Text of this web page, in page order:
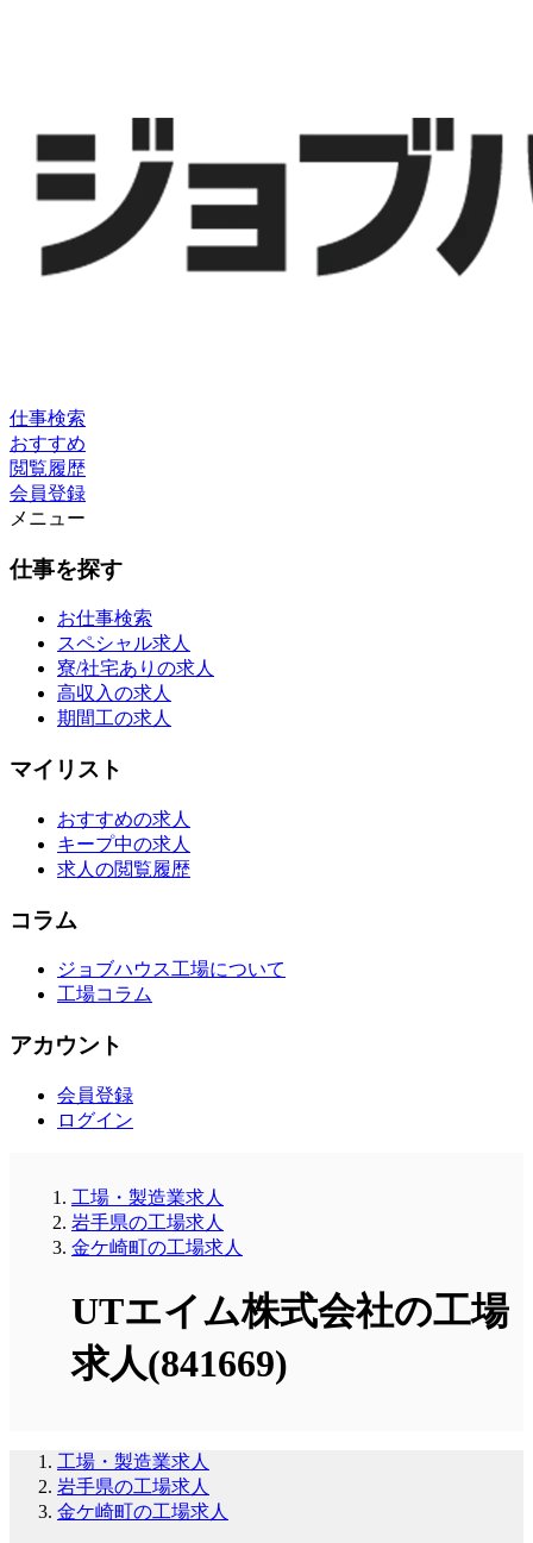
仕事検索
おすすめ
閲覧履歴
会員登録
メニュー
仕事を探す
お仕事検索
スペシャル求人
寮/社宅ありの求人
高収入の求人
期間工の求人
マイリスト
おすすめの求人
キープ中の求人
求人の閲覧履歴
コラム
ジョブハウス工場について
工場コラム
アカウント
会員登録
ログイン
工場・製造業求人
岩手県の工場求人
金ケ崎町の工場求人
UTエイム株式会社の工場
求人(841669)
工場・製造業求人
岩手県の工場求人
金ケ崎町の工場求人